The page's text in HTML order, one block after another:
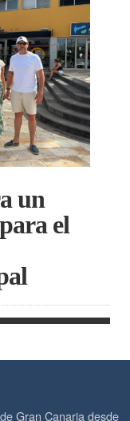
un
el
Gran Canaria desde